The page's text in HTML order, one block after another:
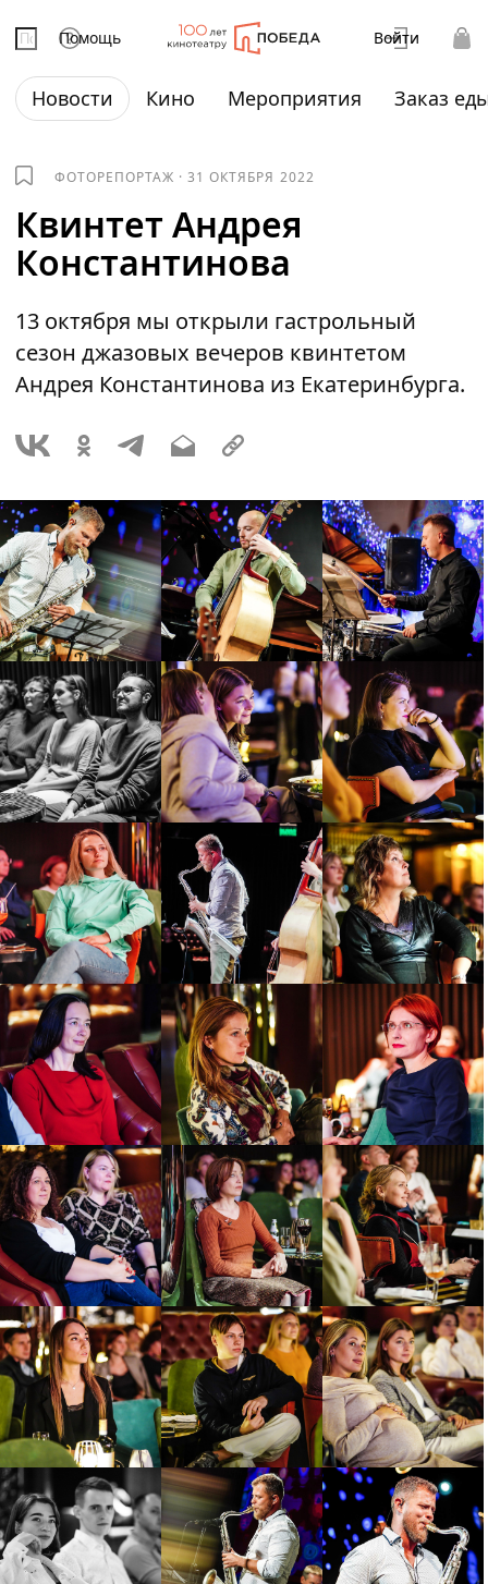
Помощь Войти
Новости Кино Мероприятия Заказ
ФОТОРЕПОРТАЖ ·31 ОКТЯБРЯ 2022
Квинтет Андрея
Константинова
13 октября мы открыли гастрольный
сезон джазовых вечеров квинтетом
Андрея Константинова из Екатеринбурга.